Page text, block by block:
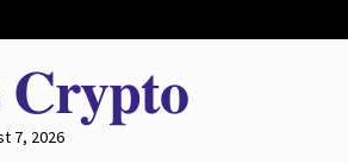
𝐂𝐫𝐲𝐩𝐭𝐨
7, 2026